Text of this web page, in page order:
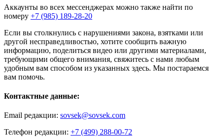
Аккаунты во всех мессенджерах можно также найти по
номеру +7 (985) 189-28-20
Если вы столкнулись с нарушениями закона, взятками или
другой несправедливостью, хотите сообщить важную
информацию, поделиться видео или другими материалами,
требующими общего внимания, свяжитесь с нами любым
удобным вам способом из указанных здесь. Мы постараемся
вам помочь.
Контактные данные:
Email редакции: sovsek@sovsek.com
Телефон редакции: +7 (499) 288-00-72